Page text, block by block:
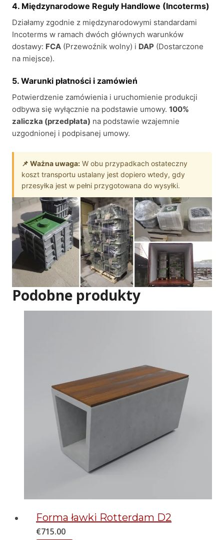
4. Międzynarodowe Reguły Handlowe (Incoterms)
Działamy zgodnie z międzynarodowymi standardami
Incoterms w ramach dwóch głównych warunków
dostawy: FCA (Przewoźnik wolny) i DAP (Dostarczone
na miejsce).
5. Warunki płatności i zamówień
Potwierdzenie zamówienia i uruchomienie produkcji
odbywa się wyłącznie na podstawie umowy. 100%
zaliczka (przedpłata) na podstawie wzajemnie
uzgodnionej i podpisanej umowy.
📌 Ważna uwaga: W obu przypadkach ostateczny
koszt transportu ustalany jest dopiero wtedy, gdy
przesyłka jest w pełni przygotowana do wysyłki.
Podobne produkty
Forma ławki Rotterdam D2
€715.00